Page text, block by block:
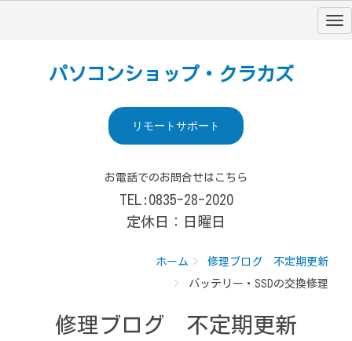
パソコンショップ・クラカズ
リモートサポート
お電話でのお問合せはこちら
TEL:0835-28-2020
定休日：日曜日
ホーム
修理ブログ 不定期更新
バッテリー・SSDの交換修理
修理ブログ 不定期更新